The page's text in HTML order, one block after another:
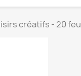
créatifs - 20